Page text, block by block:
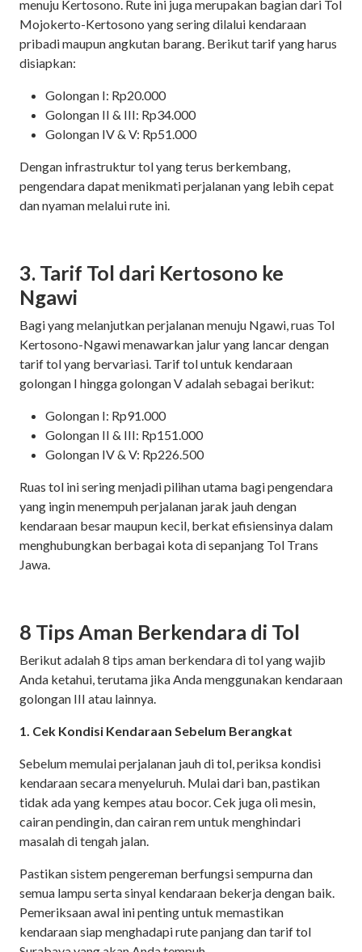
menuju Kertosono. Rute ini juga merupakan bagian dari Tol
Mojokerto-Kertosono yang sering dilalui kendaraan
pribadi maupun angkutan barang. Berikut tarif yang harus
disiapkan:
Golongan I: Rp20.000
Golongan II & III: Rp34.000
Golongan IV & V: Rp51.000
Dengan infrastruktur tol yang terus berkembang,
pengendara dapat menikmati perjalanan yang lebih cepat
dan nyaman melalui rute ini.
3. Tarif Tol dari Kertosono ke
Ngawi
Bagi yang melanjutkan perjalanan menuju Ngawi, ruas Tol
Kertosono-Ngawi menawarkan jalur yang lancar dengan
tarif tol yang bervariasi. Tarif tol untuk kendaraan
golongan I hingga golongan V adalah sebagai berikut:
Golongan I: Rp91.000
Golongan II & III: Rp151.000
Golongan IV & V: Rp226.500
Ruas tol ini sering menjadi pilihan utama bagi pengendara
yang ingin menempuh perjalanan jarak jauh dengan
kendaraan besar maupun kecil, berkat efisiensinya dalam
menghubungkan berbagai kota di sepanjang Tol Trans
Jawa.
8 Tips Aman Berkendara di Tol
Berikut adalah 8 tips aman berkendara di tol yang wajib
Anda ketahui, terutama jika Anda menggunakan kendaraan
golongan III atau lainnya.
1. Cek Kondisi Kendaraan Sebelum Berangkat
Sebelum memulai perjalanan jauh di tol, periksa kondisi
kendaraan secara menyeluruh. Mulai dari ban, pastikan
tidak ada yang kempes atau bocor. Cek juga oli mesin,
cairan pendingin, dan cairan rem untuk menghindari
masalah di tengah jalan.
Pastikan sistem pengereman berfungsi sempurna dan
semua lampu serta sinyal kendaraan bekerja dengan baik.
Pemeriksaan awal ini penting untuk memastikan
kendaraan siap menghadapi rute panjang dan tarif tol